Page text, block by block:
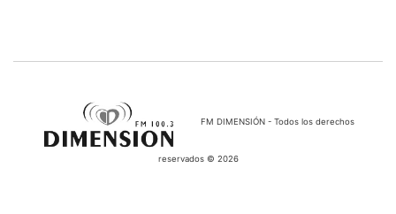
FM DIMENSIÓN - Todos los derechos
reservados © 2026